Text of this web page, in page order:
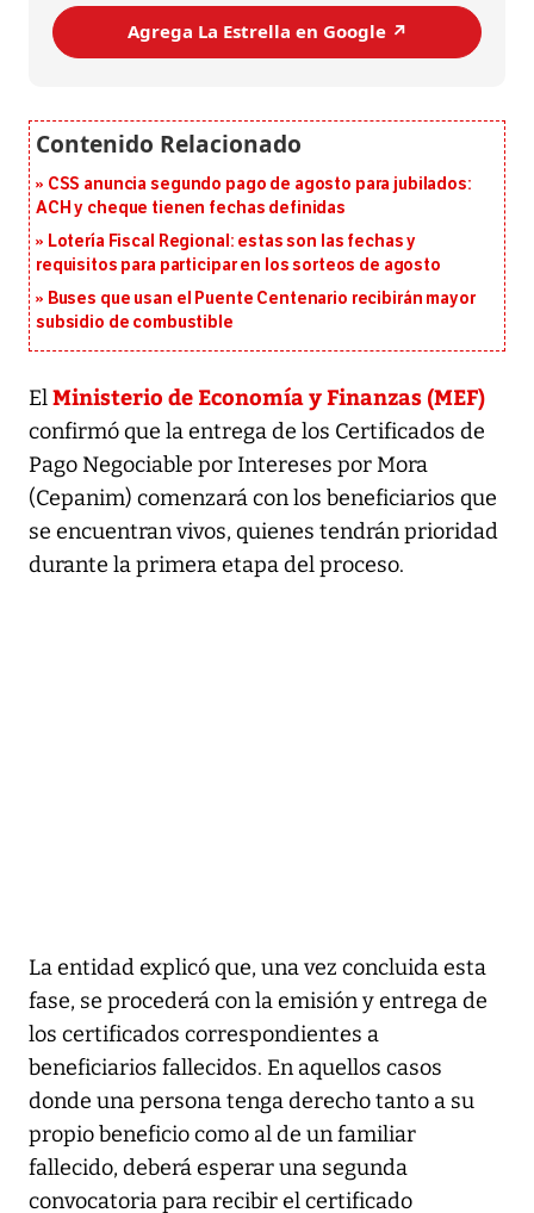
Agrega La Estrella en Google ↗️
CSS anuncia segundo pago de agosto para jubilados:
ACH y cheque tienen fechas definidas
Lotería Fiscal Regional: estas son las fechas y
requisitos para participar en los sorteos de agosto
Buses que usan el Puente Centenario recibirán mayor
subsidio de combustible
ElMinisterio de Economía y Finanzas (MEF)
confirmó que la entrega de los Certificados de
Pago Negociable por Intereses por Mora
(Cepanim) comenzará con los beneficiarios que
se encuentran vivos, quienes tendrán prioridad
durante la primera etapa del proceso.
La entidad explicó que, una vez concluida esta
fase, se procederá con la emisión y entrega de
los certificados correspondientes a
beneficiarios fallecidos. En aquellos casos
donde una persona tenga derecho tanto a su
propio beneficio como al de un familiar
fallecido, deberá esperar una segunda
convocatoria para recibir el certificado